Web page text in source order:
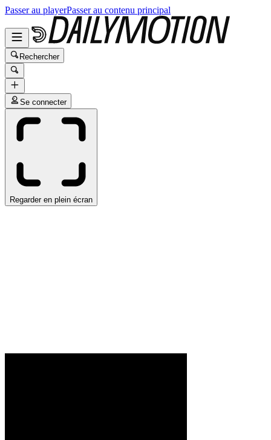
Passer au playerPasser au contenu principal
Rechercher
Se connecter
Regarder en plein écran